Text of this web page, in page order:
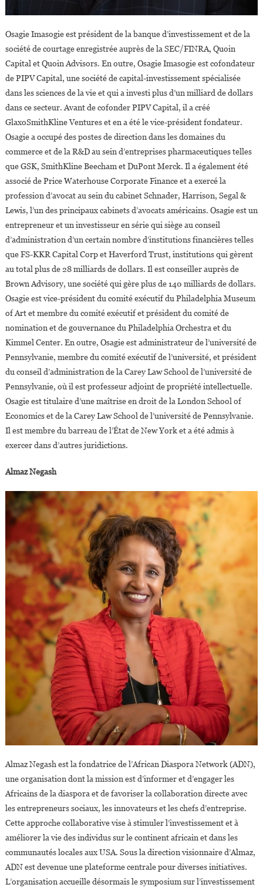
Osagie Imasogie est président de la banque d’investissement et de la
société de courtage enregistrée auprès de la SEC/FINRA, Quoin
Capital et Quoin Advisors. En outre, Osagie Imasogie est cofondateur
de PIPV Capital, une société de capital-investissement spécialisée
dans les sciences de la vie et qui a investi plus d’un milliard de dollars
dans ce secteur. Avant de cofonder PIPV Capital, il a créé
GlaxoSmithKline Ventures et en a été le vice-président fondateur.
Osagie a occupé des postes de direction dans les domaines du
commerce et de la R&D au sein d’entreprises pharmaceutiques telles
que GSK, SmithKline Beecham et DuPont Merck. Il a également été
associé de Price Waterhouse Corporate Finance et a exercé la
profession d’avocat au sein du cabinet Schnader, Harrison, Segal &
Lewis, l’un des principaux cabinets d’avocats américains. Osagie est un
entrepreneur et un investisseur en série qui siège au conseil
d’administration d’un certain nombre d’institutions financières telles
que FS-KKR Capital Corp et Haverford Trust, institutions qui gèrent
au total plus de 28 milliards de dollars. Il est conseiller auprès de
Brown Advisory, une société qui gère plus de 140 milliards de dollars.
Osagie est vice-président du comité exécutif du Philadelphia Museum
of Art et membre du comité exécutif et président du comité de
nomination et de gouvernance du Philadelphia Orchestra et du
Kimmel Center. En outre, Osagie est administrateur de l’université de
Pennsylvanie, membre du comité exécutif de l’université, et président
du conseil d’administration de la Carey Law School de l’université de
Pennsylvanie, où il est professeur adjoint de propriété intellectuelle.
Osagie est titulaire d’une maîtrise en droit de la London School of
Economics et de la Carey Law School de l’université de Pennsylvanie.
Il est membre du barreau de l’État de New York et a été admis à
exercer dans d’autres juridictions.
Almaz Negash
Almaz Negash est la fondatrice de l’African Diaspora Network (ADN),
une organisation dont la mission est d’informer et d’engager les
Africains de la diaspora et de favoriser la collaboration directe avec
les entrepreneurs sociaux, les innovateurs et les chefs d’entreprise.
Cette approche collaborative vise à stimuler l’investissement et à
améliorer la vie des individus sur le continent africain et dans les
communautés locales aux USA. Sous la direction visionnaire d’Almaz,
ADN est devenue une plateforme centrale pour diverses initiatives.
L’organisation accueille désormais le symposium sur l’investissement